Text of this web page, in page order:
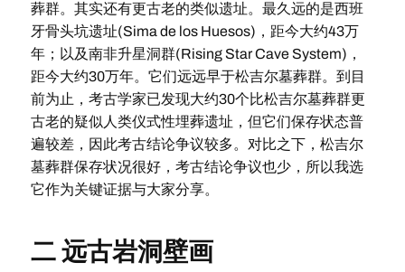
葬群。其实还有更古老的类似遗址。最久远的是西班
牙骨头坑遗址(Sima de los Huesos)，距今大约43万
年；以及南非升星洞群(Rising Star Cave System)，
距今大约30万年。它们远远早于松吉尔墓葬群。到目
前为止，考古学家已发现大约30个比松吉尔墓葬群更
古老的疑似人类仪式性埋葬遗址，但它们保存状态普
遍较差，因此考古结论争议较多。对比之下，松吉尔
墓葬群保存状况很好，考古结论争议也少，所以我选
它作为关键证据与大家分享。
二 远古岩洞壁画